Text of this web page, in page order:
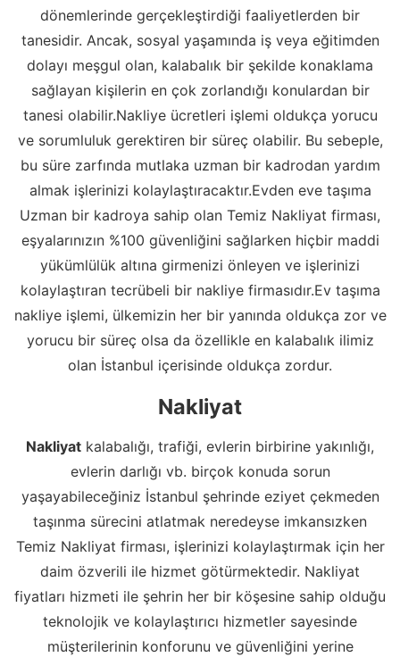
dönemlerinde gerçekleştirdiği faaliyetlerden bir
tanesidir. Ancak, sosyal yaşamında iş veya eğitimden
dolayı meşgul olan, kalabalık bir şekilde konaklama
sağlayan kişilerin en çok zorlandığı konulardan bir
tanesi olabilir.Nakliye ücretleri işlemi oldukça yorucu
ve sorumluluk gerektiren bir süreç olabilir. Bu sebeple,
bu süre zarfında mutlaka uzman bir kadrodan yardım
almak işlerinizi kolaylaştıracaktır.Evden eve taşıma
Uzman bir kadroya sahip olan Temiz Nakliyat firması,
eşyalarınızın %100 güvenliğini sağlarken hiçbir maddi
yükümlülük altına girmenizi önleyen ve işlerinizi
kolaylaştıran tecrübeli bir nakliye firmasıdır.Ev taşıma
nakliye işlemi, ülkemizin her bir yanında oldukça zor ve
yorucu bir süreç olsa da özellikle en kalabalık ilimiz
olan İstanbul içerisinde oldukça zordur.
Nakliyat
Nakliyat kalabalığı, trafiği, evlerin birbirine yakınlığı,
evlerin darlığı vb. birçok konuda sorun
yaşayabileceğiniz İstanbul şehrinde eziyet çekmeden
taşınma sürecini atlatmak neredeyse imkansızken
Temiz Nakliyat firması, işlerinizi kolaylaştırmak için her
daim özverili ile hizmet götürmektedir. Nakliyat
fiyatları hizmeti ile şehrin her bir köşesine sahip olduğu
teknolojik ve kolaylaştırıcı hizmetler sayesinde
müşterilerinin konforunu ve güvenliğini yerine